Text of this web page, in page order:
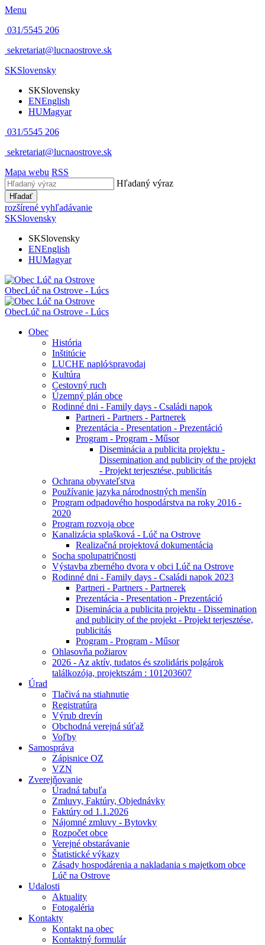
Menu
031/5545 206
sekretariat@lucnaostrove.sk
SKSlovensky
SKSlovensky
ENEnglish
HUMagyar
031/5545 206
sekretariat@lucnaostrove.sk
Mapa webu RSS
Hľadaný výraz
Hľadať
rozšírené vyhľadávanie
SKSlovensky
SKSlovensky
ENEnglish
HUMagyar
ObecLúč na Ostrove - Lúcs
ObecLúč na Ostrove - Lúcs
Obec
História
Inštitúcie
LUCHE napló⁄spravodaj
Kultúra
Cestovný ruch
Územný plán obce
Rodinné dni - Family days - Családi napok
Partneri - Partners - Partnerek
Prezentácia - Presentation - Prezentáció
Program - Program - Műsor
Diseminácia a publicita projektu -
Dissemination and publicity of the projekt
- Projekt terjesztése, publicitás
Ochrana obyvateľstva
Používanie jazyka národnostných menšín
Program odpadového hospodárstva na roky 2016 -
2020
Program rozvoja obce
Kanalizácia splašková - Lúč na Ostrove
Realizačná projektová dokumentácia
Socha spolupatričnosti
Výstavba zberného dvora v obci Lúč na Ostrove
Rodinné dni - Family days - Családi napok 2023
Partneri - Partners - Partnerek
Prezentácia - Presentation - Prezentáció
Diseminácia a publicita projektu - Dissemination
and publicity of the projekt - Projekt terjesztése,
publicitás
Program - Program - Műsor
Ohlasovňa požiarov
2026 - Az aktív, tudatos és szolidáris polgárok
találkozója, projektszám : 101203607
Úrad
Tlačivá na stiahnutie
Registratúra
Výrub drevín
Obchodná verejná súťaž
Voľby
Samospráva
Zápisnice OZ
VZN
Zverejňovanie
Úradná tabuľa
Zmluvy, Faktúry, Objednávky
Faktúry od 1.1.2026
Nájomné zmluvy - Bytovky
Rozpočet obce
Verejné obstarávanie
Štatistické výkazy
Zásady hospodárenia a nakladania s majetkom obce
Lúč na Ostrove
Udalosti
Aktuality
Fotogaléria
Kontakty
Kontakt na obec
Kontaktný formulár